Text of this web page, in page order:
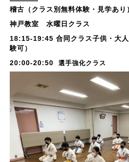
稽古（クラス別無料体験・見学あり
神戸教室 水曜日クラス
18:15-19:45 合同クラス子供・大
験可）
20:00-20:50 選手強化クラス